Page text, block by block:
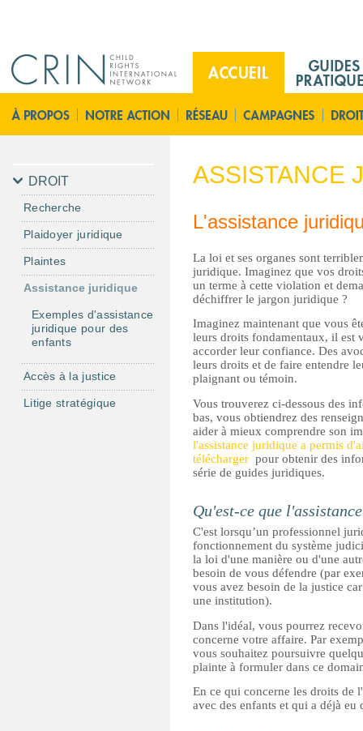
n
M
n
F
c
ASSISTANCE
L'assistance
La loi et ses organes sont
juridique. Imaginez que vos
un terme à cette violation et
déchiffrer le jargon juridique ?
Imaginez maintenant que vous
leurs droits fondamentaux, il est
accorder leur confiance. Des
leurs droits et de faire entendre
plaignant ou témoin.
Vous trouverez ci-dessous des
bas, vous obtiendrez des
aider à mieux comprendre son
l'assistance juridique a permis
télécharger pour obtenir des
série de guides juridiques.
Qu'est-ce que
C'est lorsqu’un professionnel
fonctionnement du système
la loi d'une manière ou d'une
besoin de vous défendre (par
vous avez besoin de la justice
une institution).
Dans l'idéal, vous pourrez
concerne votre affaire. Par
vous souhaitez poursuivre
plainte à formuler dans ce
En ce qui concerne les droits de
avec des enfants et qui a déjà
DROIT
Recherche
Plaidoyer juridique
Plaintes
Assistance juridique
Exemples d'assistance
juridique pour des
enfants
Accès à la justice
Litige stratégique